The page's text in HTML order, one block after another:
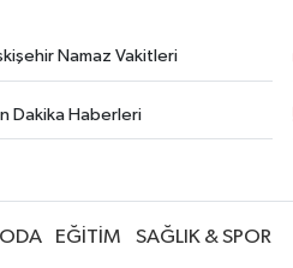
Namaz Vakitleri
Dakika Haberleri
EĞİTİM SAĞLIK & SPOR